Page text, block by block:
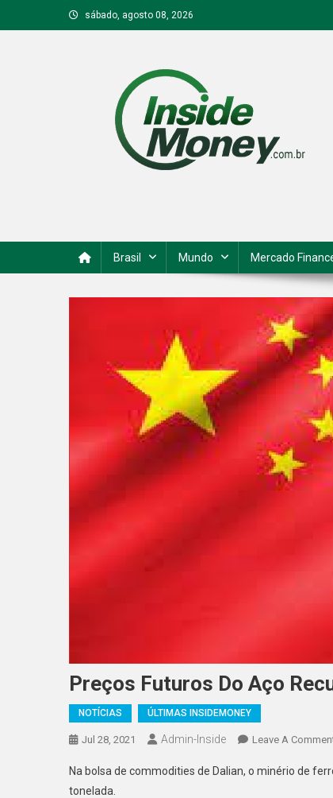
to
sábado, agosto 08, 2026
Brasil Mundo Mercado
Preços Futuros Do Aço
NOTÍCIAS ÚLTIMAS INSIDEMONEY
Jul 28, 2021 Admin-Inside Leave A
Na bolsa de commodities de Dalian, o minério de
tonelada.